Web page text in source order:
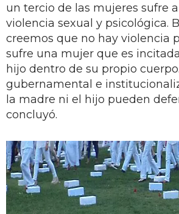
un tercio de las mujeres sufre
violencia sexual y psicológica.
creemos que no hay violencia
sufre una mujer que es
hijo dentro de su propio
gubernamental e
la madre ni el hijo pueden
concluyó.